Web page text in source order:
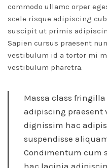
commodo ullamc orper
scele risque adipiscing
suscipit ut primis
Sapien cursus praesent
vestibulum id a tortor mi
vestibulum pharetra.
Massa class
adipiscing praesent
dignissim hac
suspendisse
Condimentum cum